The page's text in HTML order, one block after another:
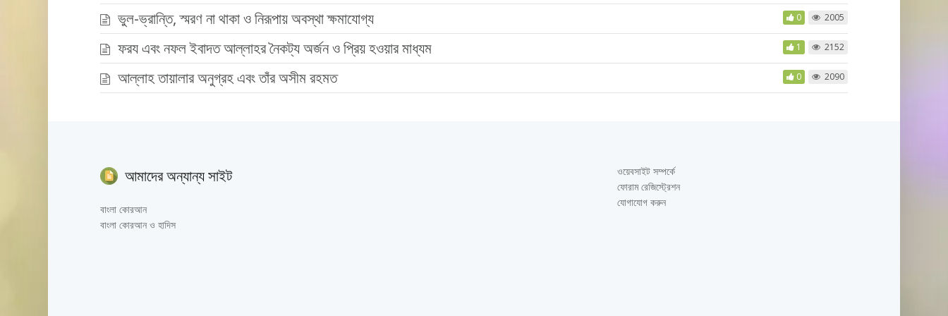
ভুল-ভ্রান্তি, স্মরণ না থাকা ও নিরূপায় অবস্থা ক্ষমাযোগ্য 0 2005
ফরয এবং নফল ইবাদত আল্লাহর নৈকট্য অর্জন ও প্রিয় হওয়ার মাধ্যম 1 2152
আল্লাহ তায়ালার অনুগ্রহ এবং তাঁর অসীম রহমত 0 2090
আমাদের অন্যান্য সাইট
বাংলা কোরআন
বাংলা কোরআন ও হাদিস
ওয়েবসাইট সম্পর্কে
ফোরাম রেজিস্ট্রেশন
যোগাযোগ করুন